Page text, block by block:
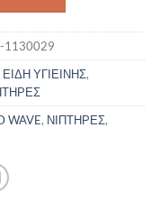
1130029
ΕΙΔΗ ΥΓΙΕΙΝΗΣ,
WAVE, ΝΙΠΤΗΡΕΣ,